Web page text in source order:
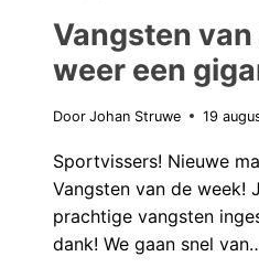
Vangsten
weer een
Door Johan Struwe 19
Sportvissers! Nieuwe
Vangsten van de week!
prachtige vangsten
dank! We gaan snel